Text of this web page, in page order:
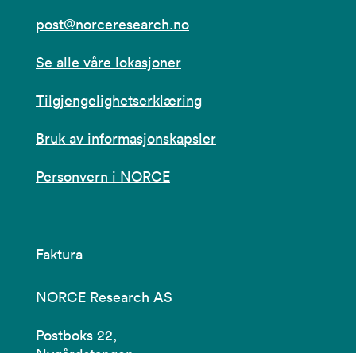
post@norceresearch.no
Se alle våre lokasjoner
Tilgjengelighetserklæring
Bruk av informasjonskapsler
Personvern i NORCE
Faktura
NORCE Research AS
Postboks 22,